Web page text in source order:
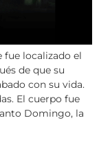
fue localizado el
de que su
con su vida.
El cuerpo fue
Domingo, la